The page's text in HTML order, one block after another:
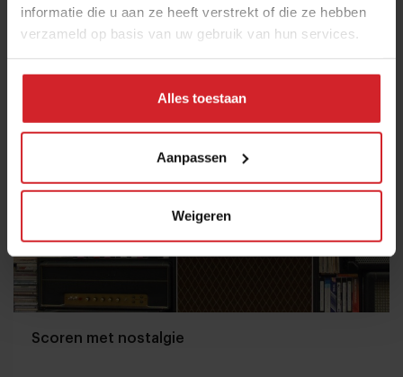
informatie die u aan ze heeft verstrekt of die ze hebben
verzameld op basis van uw gebruik van hun services.
Alles toestaan
Aanpassen
Weigeren
28 augustus 2019| 1 min
Scoren met nostalgie